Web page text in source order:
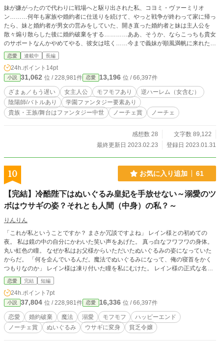
妹が嫌がったので代わりに戦場へと駆り出された私、コヨミ・ヴァーミリオ
ン………何年も家族や婚約者に仕送りを続けて、やっと戦争が終わって家に帰っ
たら、妹と婚約者が男女の営みをしていた、開き直った婚約者と妹は主人公を
散々煽り散らした後に婚約破棄をする…………ああ、そうか、ならこっちも貴女
のサポートなんかやめてやる、彼女は呟く……今まで義妹が順風満帆に来れたの
は主人公のおかげだった、義父母に頼まれ、彼女のサポートをして、学院での授
業や実技の評価を底上げしていたが、ここまで鬼畜な義妹のために動くなんてな
んて冗談じゃない……後々そのことに気づく義妹と婚約者だが、時すでに遅い、
彼女達を許すことはない………徐々に落ちぶれていく義妹と元婚約者………主人
公は 主人公で王子様、獣人、様々な男はおろか女も惚れていく………ひょんな
事から一度は魔力がない事で落されたグランフィリア学院に入学し、自分と同じ
ような境遇の人達と出会い、助けていき、ざまぁしていく、やられっぱなしはさ
れるのもみるのも嫌だ、最強女軍人の無自覚逆ハーレムドタバタラブコメディこ
恋愛 連載中 長編
24h.ポイント 14pt
小説 31,062 位 / 228,981件 恋愛 13,196 位 / 66,397件
ざまぁ／もう遅い 女主人公 モフモフあり
逆ハーレム（女含む）
陰陽師/バトルあり
学園ファンタジー要素あり
貴族・王族/舞台はファンタジー中世
ノーチェ賞 ノーチェ
感想数 28
文字数 89,122
最終更新日 2023.02.23
登録日 2023.01.31
10 お気に入り追加 61
【完結】冷酷陛下はぬいぐるみ皇妃を手放せない～溺愛のツ
ボはウサギの姿？それとも人間（中身）の私？～
りんりん
「これが私ということですか？ まさか冗談ですよね」 レイン様との初めての
夜。 私は鏡の中の自分にかわいた笑い声をあげた。 真っ白なフワフワの身体。
丸い虹色の瞳。 なぜか私はお父様からいただいたぬいぐるみの姿になっていた
からだ。 「何を企んでいるんだ。魔法でぬいぐるみになって、俺の寝首をかく
つもりなのか」 レイン様は凍り付いた瞳を私にむけた。 レイン様の正式な名前
はレイン・ファン・バルバドで、バルバド帝国の若き皇帝陛下でもある。 冷酷
な事でしられるレイン様の二つ名は【血の雨】という。 そんな美しくも恐ろし
い皇帝陛下にウサギ村の貧乏令嬢である 従姉妹に婚約者を奪われた私はひょん
な事から嫁ぐことになった。 私はお金の為に。 陛下は政治的な立場をまもるた
めの契約結婚だったけれど。 「皇妃がウサギになった事がばれるときっと大騒
ぎになるだろう。 しばらくは俺達だけの秘密にしておくんだ」 そう言ってレイ
ン様は私をポショットにいれて連れ歩く事にした。 貴族会議や公務にともなわ
恋愛 完結 短編
24h.ポイント 7pt
小説 37,804 位 / 228,981件 恋愛 16,336 位 / 66,397件
恋愛 婚約破棄 魔法 溺愛 モフモフ
ハッピーエンド
ノーチェ賞
ぬいぐるみ ウサギに変身 貧乏令嬢